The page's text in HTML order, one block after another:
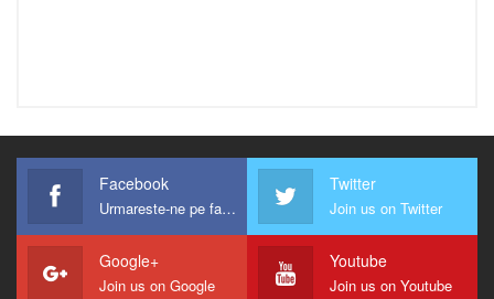
Facebook
Urmareste-ne pe facebook !
Twitter
Join us on Twitter
Google+
Join us on Google
Youtube
Join us on Youtube